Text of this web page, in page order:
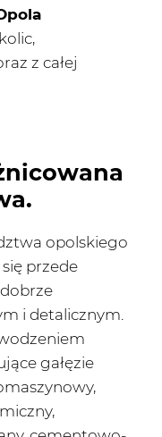
z całej
opolskiego
przede
i detalicznym.
gałęzie